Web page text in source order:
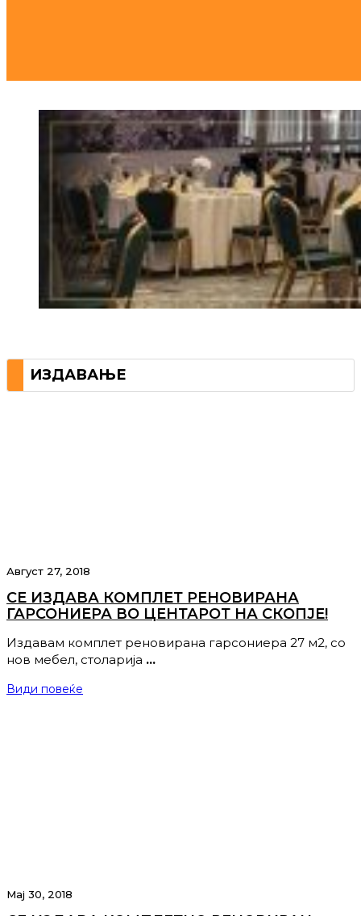
ИЗДАВАЊЕ
Август 27, 2018
СЕ ИЗДАВА КОМПЛЕТ РЕНОВИРАНА
ГАРСОНИЕРА ВО ЦЕНТАРОТ НА СКОПЈЕ!
Издавам комплет реновирана гарсониера 27 м2, со
нов мебел, столарија …
Види повеќе
Мај 30, 2018